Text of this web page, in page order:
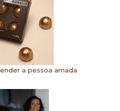
a pessoa amada